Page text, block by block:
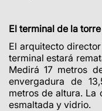
El terminal de la
El arquitecto
terminal estará
Medirá 17 metros
envergadura de
metros de altura. La
esmaltada y vidrio.